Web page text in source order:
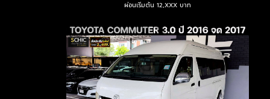
ผ่อนเริ่มต้น 12,XXX บาท